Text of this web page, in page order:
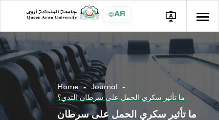
AR
Home
Journal
ما تأثير سكري الحمل على سرطان الثدي؟
ما تأثير سكري الحمل على سرطان